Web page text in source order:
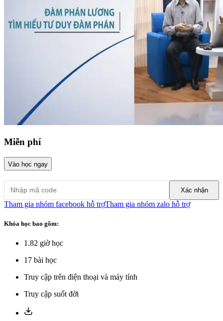
Miễn phí
Vào học ngay
Xác nhận
Tham gia nhóm facebook hỗ trợTham gia nhóm zalo hỗ trợ
Khóa học bao gồm:
1.82 giờ học
17 bài học
Truy cập trên điện thoại và máy tính
Truy cập suốt đời